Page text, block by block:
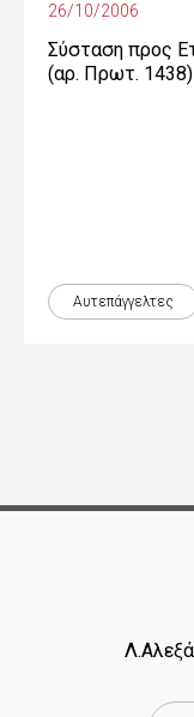
26/10/2006
Σύσταση προς
(αρ. Πρωτ. 1438)
Αυτεπάγγελτες